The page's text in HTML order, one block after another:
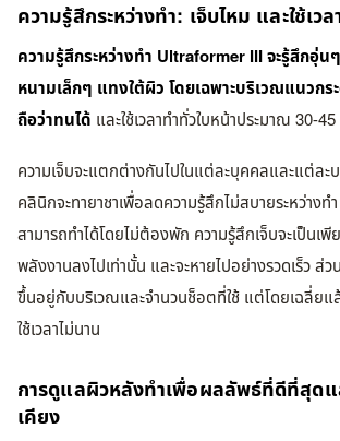
ความรู้สึกระหว่างทำ: เจ็บไหม และใช้เว
ความรู้สึกระหว่างทำ Ultraformer III จะรู้สึกอุ่
หนามเล็กๆ แทงใต้ผิว โดยเฉพาะบริเวณแนวกร
ถือว่าทนได้ และใช้เวลาทำทั่วใบหน้าประมาณ 30-
ความเจ็บจะแตกต่างกันไปในแต่ละบุคคลและแต่ละ
คลินิกจะทายาชาเพื่อลดความรู้สึกไม่สบายระหว่างท
สามารถทำได้โดยไม่ต้องพัก ความรู้สึกเจ็บจะเป็นเ
พลังงานลงไปเท่านั้น และจะหายไปอย่างรวดเร็ว ส่วน
ขึ้นอยู่กับบริเวณและจำนวนช็อตที่ใช้ แต่โดยเฉลี่ยแ
ใช้เวลาไม่นาน
การดูแลผิวหลังทำเพื่อผลลัพธ์ที่ดีที่สุดแ
เคียง